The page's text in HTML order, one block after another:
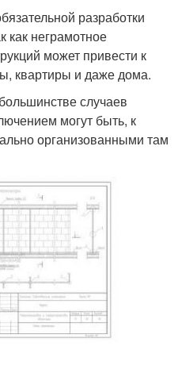
разработки
как неграмотное
может привести к
квартиры и даже дома.
случаев
могут быть, к
организованными там